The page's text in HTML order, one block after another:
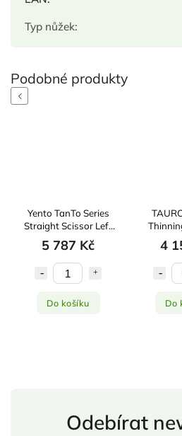
Typ nůžek:
Previous
Yento TanTo Series
Straight Scissor Left
Handed Serrated 18
cm - 7"
5 787 Kč
Do košíku
Janita
4
Do
Odebírat